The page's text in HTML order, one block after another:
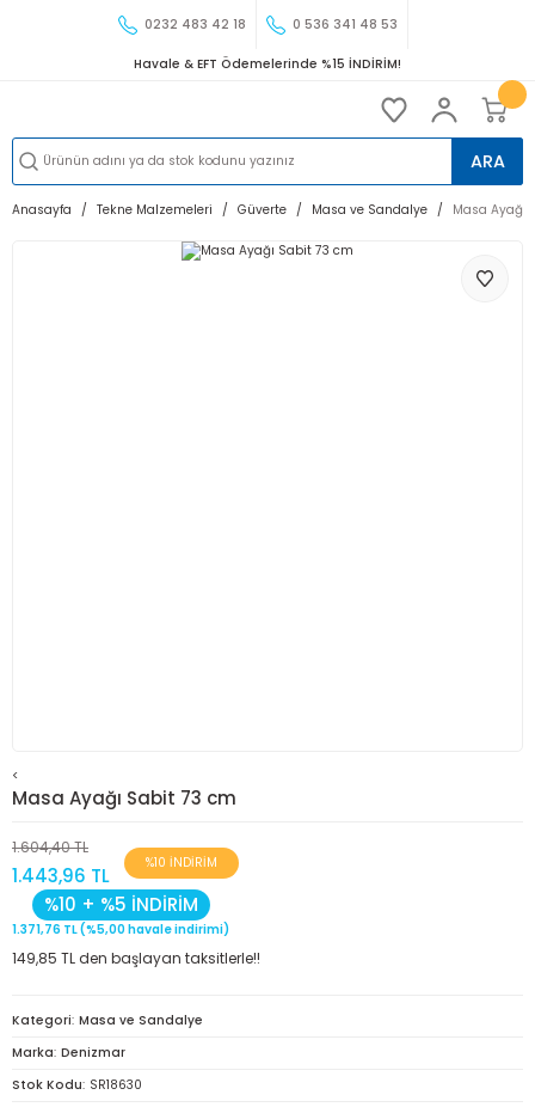
0232 483 42 18 0 536 341 48 53
Havale & EFT Ödemelerinde %15 İNDİRİM!
ARA
Anasayfa Tekne Malzemeleri Güverte Masa ve Sandalye Masa Ayağı
<
Masa Ayağı Sabit 73 cm
1.604,40 TL
1.443,96 TL
%10 İNDİRİM
%10 + %5 İNDİRİM
1.371,76 TL (%5,00 havale indirimi)
149,85 TL den başlayan taksitlerle!!
Kategori Masa ve Sandalye
Marka Denizmar
Stok Kodu SR18630